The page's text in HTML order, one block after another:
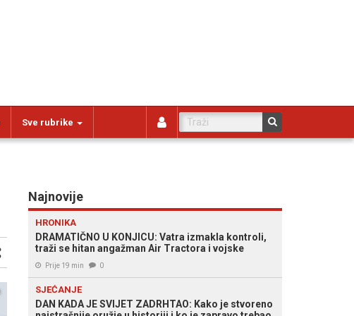
Sve rubrike
Najnovije
HRONIKA
DRAMATIČNO U KONJICU: Vatra izmakla kontroli,
traži se hitan angažman Air Tractora i vojske
Prije 19 min 0
SJEĆANJE
DAN KADA JE SVIJET ZADRHTAO: Kako je stvoreno